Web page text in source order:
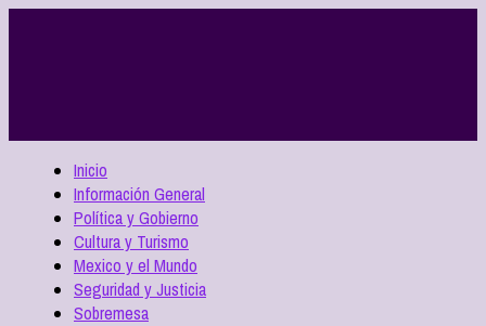
Inicio
Información General
Política y Gobierno
Cultura y Turismo
Mexico y el Mundo
Seguridad y Justicia
Sobremesa